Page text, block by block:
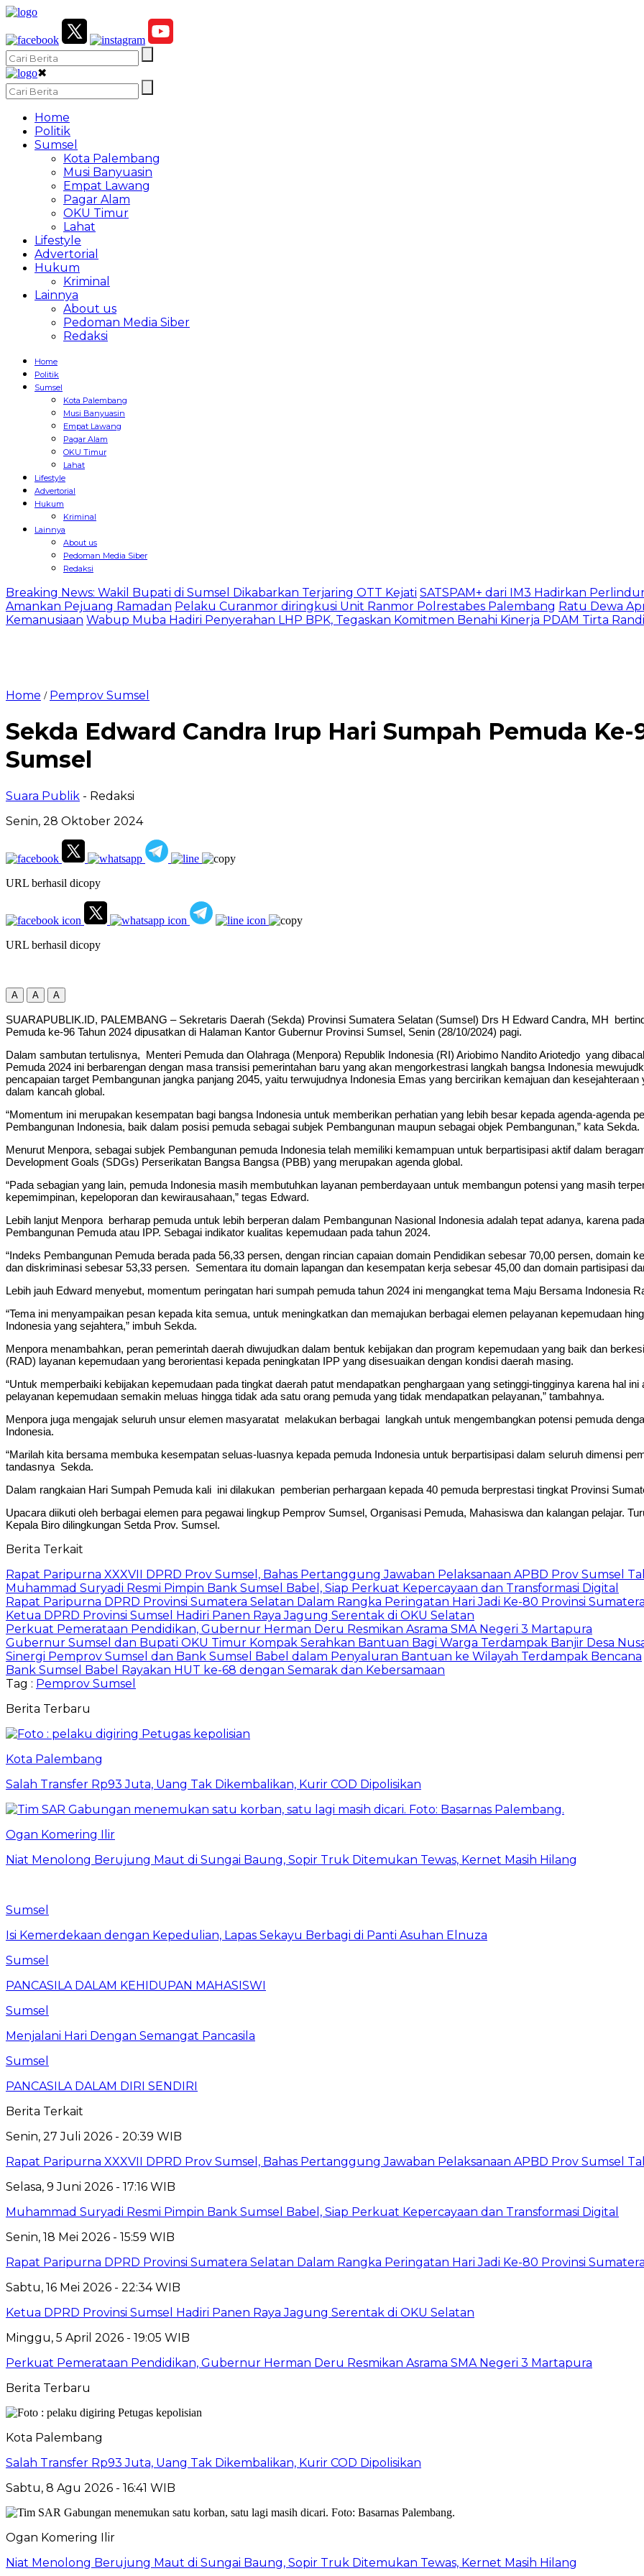
✖
Home
Politik
Sumsel
Kota Palembang
Musi Banyuasin
Empat Lawang
Pagar Alam
OKU Timur
Lahat
Lifestyle
Advertorial
Hukum
Kriminal
Lainnya
About us
Pedoman Media Siber
Redaksi
Home
Politik
Sumsel
Kota Palembang
Musi Banyuasin
Empat Lawang
Pagar Alam
OKU Timur
Lahat
Lifestyle
Advertorial
Hukum
Kriminal
Lainnya
About us
Pedoman Media Siber
Redaksi
Breaking News: Wakil Bupati di Sumsel Dikabarkan Terjaring OTT Kejati SATSPAM+ dari IM3 Hadirkan
Amankan Pejuang Ramadan Pelaku Curanmor diringkusi Unit Ranmor Polrestabes Palembang Ratu Dewa
Kemanusiaan Wabup Muba Hadiri Penyerahan LHP BPK, Tegaskan Komitmen Benahi Kinerja PDAM Tirta
Home / Pemprov Sumsel
Sekda Edward Candra Irup Hari Sumpah Pemuda
Sumsel
Suara Publik - Redaksi
Senin, 28 Oktober 2024
URL berhasil dicopy
URL berhasil dicopy
A A A
SUARAPUBLIK.ID, PALEMBANG – Sekretaris Daerah (Sekda) Provinsi Sumatera Selatan (Sumsel) Drs H Edward Candra, MH
Pemuda ke-96 Tahun 2024 dipusatkan di Halaman Kantor Gubernur Provinsi Sumsel, Senin (28/10/2024) pagi.
Dalam sambutan tertulisnya, Menteri Pemuda dan Olahraga (Menpora) Republik Indonesia (RI) Ariobimo Nandito Ariotedjo yang
Pemuda 2024 ini berbarengan dengan masa transisi pemerintahan baru yang akan mengorkestrasi langkah bangsa Indonesia
pencapaian target Pembangunan jangka panjang 2045, yaitu terwujudnya Indonesia Emas yang bercirikan kemajuan dan
dalam kancah global.
“Momentum ini merupakan kesempatan bagi bangsa Indonesia untuk memberikan perhatian yang lebih besar kepada agenda-agenda
Pembangunan Indonesia, baik dalam posisi pemuda sebagai subjek Pembangunan maupun sebagai objek Pembangunan,” kata Sekda.
Menurut Menpora, sebagai subjek Pembangunan pemuda Indonesia telah memiliki kemampuan untuk berpartisipasi aktif dalam
Development Goals (SDGs) Perserikatan Bangsa Bangsa (PBB) yang merupakan agenda global.
“Pada sebagian yang lain, pemuda Indonesia masih membutuhkan layanan pemberdayaan untuk membangun potensi yang masih
kepemimpinan, kepeloporan dan kewirausahaan,” tegas Edward.
Lebih lanjut Menpora berharap pemuda untuk lebih berperan dalam Pembangunan Nasional Indonesia adalah tepat adanya, karena
Pembangunan Pemuda atau IPP. Sebagai indikator kualitas kepemudaan pada tahun 2024.
“Indeks Pembangunan Pemuda berada pada 56,33 persen, dengan rincian capaian domain Pendidikan sebesar 70,00 persen, domain
dan diskriminasi sebesar 53,33 persen. Sementara itu domain lapangan dan kesempatan kerja sebesar 45,00 dan domain partisipasi
Lebih jauh Edward menyebut, momentum peringatan hari sumpah pemuda tahun 2024 ini mengangkat tema Maju Bersama Indonesia
“Tema ini menyampaikan pesan kepada kita semua, untuk meningkatkan dan memajukan berbagai elemen pelayanan kepemudaan
Indonesia yang sejahtera,” imbuh Sekda.
Menpora menambahkan, peran pemerintah daerah diwujudkan dalam bentuk kebijakan dan program kepemudaan yang baik dan
(RAD) layanan kepemudaan yang berorientasi kepada peningkatan IPP yang disesuaikan dengan kondisi daerah masing.
“Untuk memperbaiki kebijakan kepemudaan pada tingkat daerah patut mendapatkan penghargaan yang setinggi-tingginya karena hal
pelayanan kepemudaan semakin meluas hingga tidak ada satu orang pemuda yang tidak mendapatkan pelayanan,” tambahnya.
Menpora juga mengajak seluruh unsur elemen masyaratat melakukan berbagai langkah untuk mengembangkan potensi pemuda
Indonesia.
“Marilah kita bersama membuka kesempatan seluas-luasnya kepada pemuda Indonesia untuk berpartisipasi dalam seluruh dimensi
tandasnya Sekda.
Dalam rangkaian Hari Sumpah Pemuda kali ini dilakukan pemberian perhargaan kepada 40 pemuda berprestasi tingkat Provinsi
Upacara diikuti oleh berbagai elemen para pegawai lingkup Pemprov Sumsel, Organisasi Pemuda, Mahasiswa dan kalangan pelajar.
Kepala Biro dilingkungan Setda Prov. Sumsel.
Berita Terkait
Rapat Paripurna XXXVII DPRD Prov Sumsel, Bahas Pertanggung Jawaban Pelaksanaan APBD Prov Sumsel
Muhammad Suryadi Resmi Pimpin Bank Sumsel Babel, Siap Perkuat Kepercayaan dan Transformasi Digital
Rapat Paripurna DPRD Provinsi Sumatera Selatan Dalam Rangka Peringatan Hari Jadi Ke-80 Provinsi
Ketua DPRD Provinsi Sumsel Hadiri Panen Raya Jagung Serentak di OKU Selatan
Perkuat Pemerataan Pendidikan, Gubernur Herman Deru Resmikan Asrama SMA Negeri 3 Martapura
Gubernur Sumsel dan Bupati OKU Timur Kompak Serahkan Bantuan Bagi Warga Terdampak Banjir Desa
Sinergi Pemprov Sumsel dan Bank Sumsel Babel dalam Penyaluran Bantuan ke Wilayah Terdampak Bencana
Bank Sumsel Babel Rayakan HUT ke-68 dengan Semarak dan Kebersamaan
Tag : Pemprov Sumsel
Berita Terbaru
Kota Palembang
Salah Transfer Rp93 Juta, Uang Tak Dikembalikan, Kurir COD Dipolisikan
Ogan Komering Ilir
Niat Menolong Berujung Maut di Sungai Baung, Sopir Truk Ditemukan Tewas, Kernet Masih Hilang
Sumsel
Isi Kemerdekaan dengan Kepedulian, Lapas Sekayu Berbagi di Panti Asuhan Elnuza
Sumsel
PANCASILA DALAM KEHIDUPAN MAHASISWI
Sumsel
Menjalani Hari Dengan Semangat Pancasila
Sumsel
PANCASILA DALAM DIRI SENDIRI
Berita Terkait
Senin, 27 Juli 2026 - 20:39 WIB
Rapat Paripurna XXXVII DPRD Prov Sumsel, Bahas Pertanggung Jawaban Pelaksanaan APBD Prov Sumsel
Selasa, 9 Juni 2026 - 17:16 WIB
Muhammad Suryadi Resmi Pimpin Bank Sumsel Babel, Siap Perkuat Kepercayaan dan Transformasi Digital
Senin, 18 Mei 2026 - 15:59 WIB
Rapat Paripurna DPRD Provinsi Sumatera Selatan Dalam Rangka Peringatan Hari Jadi Ke-80 Provinsi
Sabtu, 16 Mei 2026 - 22:34 WIB
Ketua DPRD Provinsi Sumsel Hadiri Panen Raya Jagung Serentak di OKU Selatan
Minggu, 5 April 2026 - 19:05 WIB
Perkuat Pemerataan Pendidikan, Gubernur Herman Deru Resmikan Asrama SMA Negeri 3 Martapura
Berita Terbaru
Kota Palembang
Salah Transfer Rp93 Juta, Uang Tak Dikembalikan, Kurir COD Dipolisikan
Sabtu, 8 Agu 2026 - 16:41 WIB
Ogan Komering Ilir
Niat Menolong Berujung Maut di Sungai Baung, Sopir Truk Ditemukan Tewas, Kernet Masih Hilang